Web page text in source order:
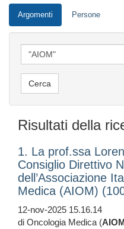
Argomenti Persone
Risultati della
1. La prof.ssa
Consiglio Direttivo
dell’Associazione
Medica (AIOM)
12-nov-2025 15.16.14
di Oncologia Medica (